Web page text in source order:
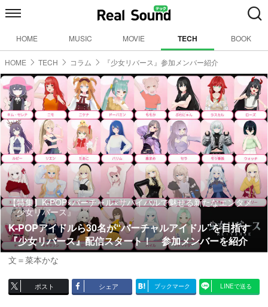
HOME MUSIC MOVIE TECH BOOK
HOME TECH コラム 『少女リバース』参加メンバー紹介
【特集】K-POP×バーチャル×サバイバルで魅せる新たなエンタメ
『少女リバース』
K-POPアイドルら30名が“バーチャルアイドル”を目指す
『少女リバース』配信スタート！ 参加メンバーを紹介
文＝菜本かな
ポスト シェア ブックマーク LINEで送る